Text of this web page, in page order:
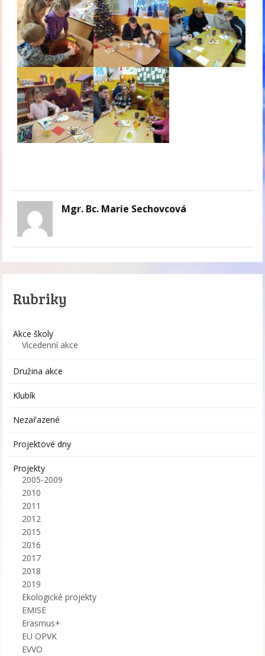
Mgr. Bc. Marie Sechovcová
Rubriky
Akce školy
Vícedenní akce
Družina akce
Klubík
Nezařazené
Projektové dny
Projekty
2005-2009
2010
2011
2012
2015
2016
2017
2018
2019
Ekologické projekty
EMISE
Erasmus+
EU OPVK
EVVO